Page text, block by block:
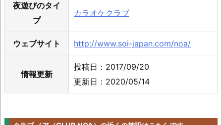
夜遊びのタイ
プ
カラオケクラブ
ウェブサイト http://www.soi-japan.com/noa/
情報更新
投稿日：2017/09/20
更新日：2020/05/14